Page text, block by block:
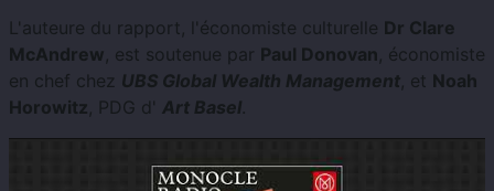
L'auteure du rapport, l'économiste culturelle Dr Clare
McAndrew, est soutenue par Paul Donovan, économiste
en chef chez UBS Global Wealth Management, et Noah
Horowitz, PDG d' Art Basel.